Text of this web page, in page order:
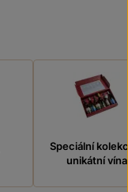
Speciální
unikátní vína